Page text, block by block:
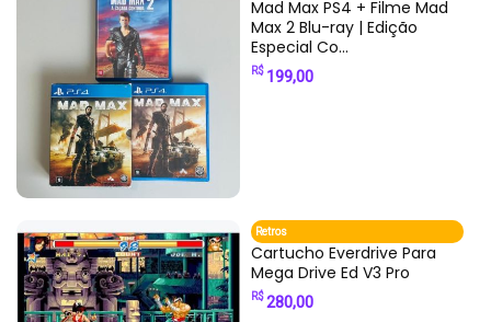
Mad Max PS4 + Filme Mad
Max 2 Blu-ray | Edição
Especial Co...
R$ 199,00
Retros
Cartucho Everdrive Para
Mega Drive Ed V3 Pro
R$280,00